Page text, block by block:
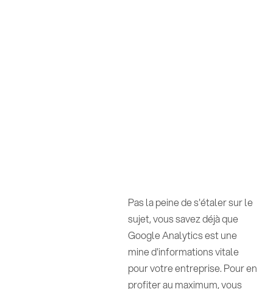
Pas la peine de s'étaler sur le
sujet, vous savez déjà que
Google Analytics est une
mine d'informations vitale
pour votre entreprise. Pour en
profiter au maximum, vous